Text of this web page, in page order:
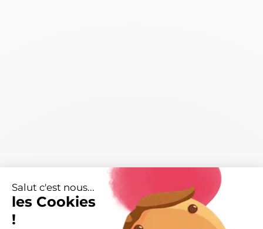
Salut c'est nous...
les Cookies
!
Caractéristiques
Livraisons et retours arrow_drop_down